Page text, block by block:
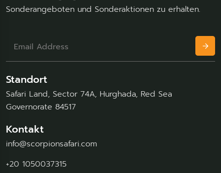
Sonderangeboten und Sonderaktionen zu erhalten.
Standort
Safari Land, Sector 74A, Hurghada, Red Sea
Governorate 84517
Kontakt
info@scorpionsafari.com
+20 1050037315